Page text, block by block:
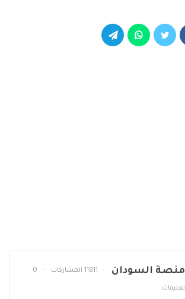
منصة السودان 11811 المشاركات 0
تعليقات